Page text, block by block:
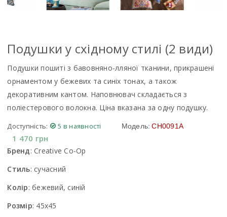
Подушки у східному стилі (2 види)
Подушки пошиті з бавовняно-лляної тканини, прикрашені
орнаментом у бежевих та синіх тонах, а також
декоративним кантом. Наповнювач складається з
поліестерового волокна. Ціна вказана за одну подушку.
Доступність: 5 в наявності Модель: CH0091A
1 470 грн
Бренд:Creative Co-Op
Стиль: сучасний
Колір:бежевий, синій
Розмір: 45x45